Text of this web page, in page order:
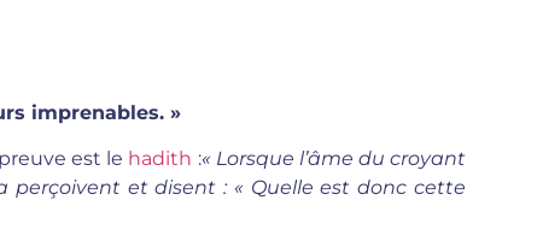
imprenables. »
est le hadith :« Lorsque l’âme du croyant
perçoivent et disent : « Quelle est donc cette